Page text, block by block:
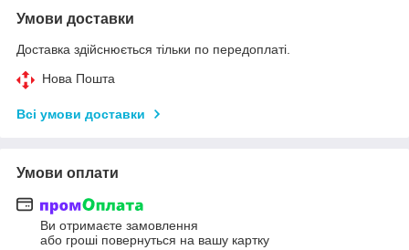
Умови доставки
Доставка здійснюється тільки по передоплаті.
Нова Пошта
Всі умови доставки
Умови оплати
Ви отримаєте замовлення
або гроші повернуться на вашу картку